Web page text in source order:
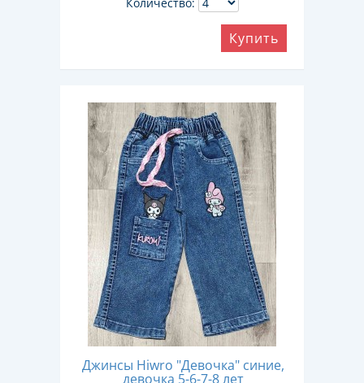
Купить
Джинсы Hiwro "Девочка" синие,
девочка 5-6-7-8 лет